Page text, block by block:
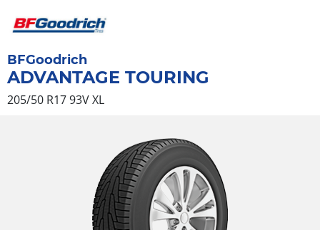
BFGoodrich
ADVANTAGE TOURING
205/50 R17 93VXL